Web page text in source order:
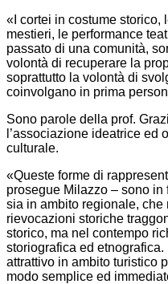
«I cortei in costume storico,
mestieri, le performance
passato di una comunità,
volontà di recuperare la
soprattutto la volontà di
coinvolgano in prima
Sono parole della prof.
l’associazione ideatrice ed
culturale.
«Queste forme di
prosegue Milazzo – sono
sia in ambito regionale,
rievocazioni storiche
storico, ma nel contempo
storiografica ed
attrattivo in ambito turistico
modo semplice ed